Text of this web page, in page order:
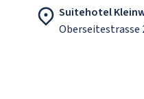
Suitehotel
Oberseitestrasse